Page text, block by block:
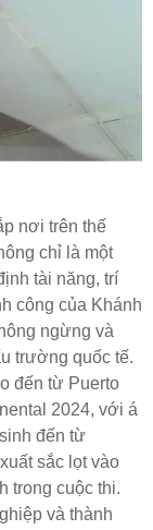
nơi trên thế
chỉ là một
tài năng, trí
công của Khánh
ngừng và
trường quốc tế.
đến từ Puerto
2024, với á
đến từ
sắc lọt vào
trong cuộc thi.
và thành